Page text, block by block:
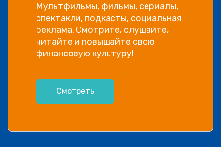
Мультфильмы, фильмы, сериалы,
спектакли, подкасты, социальная
реклама. Смотрите, слушайте,
читайте и повышайте свою
финансовую культуру!
Смотреть